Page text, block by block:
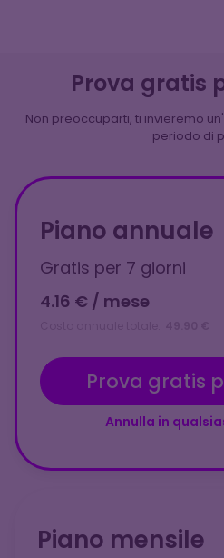
Prova gratis
Non preoccuparti, ti invieremo
periodo di
Piano mensile
Piano annuale
Gratis per 7 giorni
4.16 € / mese
Prova gratis
Annulla in